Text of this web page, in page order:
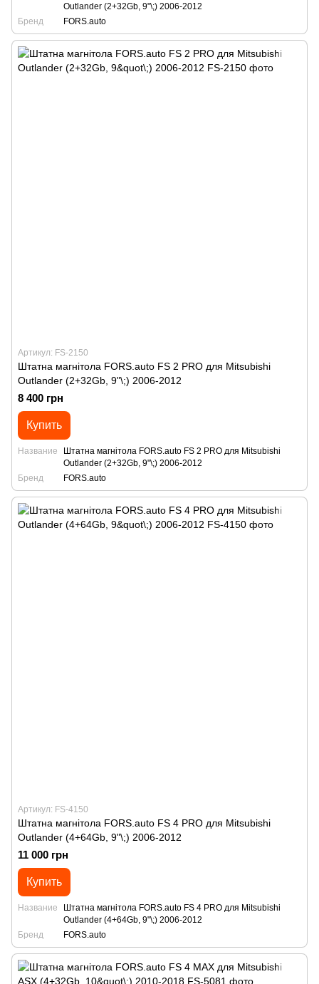
Outlander (2+32Gb, 9"\;) 2006-2012
Бренд
FORS.auto
Артикул: FS-2150
Штатна магнітола FORS.auto FS 2 PRO для Mitsubishi
Outlander (2+32Gb, 9"\;) 2006-2012
8 400 грн
Купить
Название
Штатна магнітола FORS.auto FS 2 PRO для Mitsubishi
Outlander (2+32Gb, 9"\;) 2006-2012
Бренд
FORS.auto
Артикул: FS-4150
Штатна магнітола FORS.auto FS 4 PRO для Mitsubishi
Outlander (4+64Gb, 9"\;) 2006-2012
11 000 грн
Купить
Название
Штатна магнітола FORS.auto FS 4 PRO для Mitsubishi
Outlander (4+64Gb, 9"\;) 2006-2012
Бренд
FORS.auto